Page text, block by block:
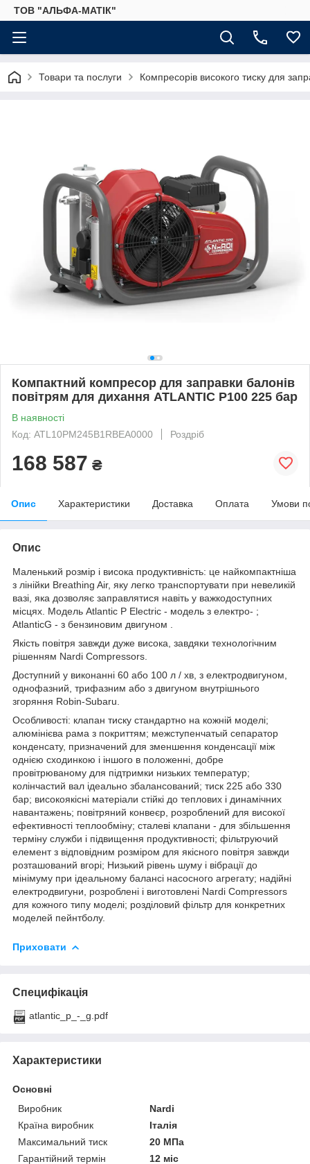
ТОВ "АЛЬФА-МАТІК"
Товари та послуги Компресорів високого тиску для
Компактний компресор для заправки балонів
повітрям для дихання ATLANTIC P100 225 бар
В наявності
Код: ATL10PM245B1RBEA0000
Роздріб
168 587 ₴
Опис Характеристики Доставка Оплата Умови
Опис
Маленький розмір і висока продуктивність: це найкомпактніша
з лінійки Breathing Air, яку легко транспортувати при невеликій
вазі, яка дозволяє заправлятися навіть у важкодоступних
місцях. Модель Atlantic P Electric - модель з електро- ;
AtlanticG - з бензиновим двигуном .
Якість повітря завжди дуже висока, завдяки технологічним
рішенням Nardi Compressors.
Доступний у виконанні 60 або 100 л / хв, з електродвигуном,
однофазний, трифазним або з двигуном внутрішнього
згоряння Robin-Subaru.
Особливості: клапан тиску стандартно на кожній моделі;
алюмінієва рама з покриттям; межступенчатый сепаратор
конденсату, призначений для зменшення конденсації між
однією сходинкою і іншого в положенні, добре
провітрюваному для підтримки низьких температур;
колінчастий вал ідеально збалансований; тиск 225 або 330
бар; високоякісні матеріали стійкі до теплових і динамічних
навантажень; повітряний конвеєр, розроблений для високої
ефективності теплообміну; сталеві клапани - для збільшення
терміну служби і підвищення продуктивності; фільтруючий
елемент з відповідним розміром для якісного повітря завжди
розташований вгорі; Низький рівень шуму і вібрації до
мінімуму при ідеальному балансі насосного агрегату; надійні
електродвигуни, розроблені і виготовлені Nardi Compressors
для кожного типу моделі; розділовий фільтр для конкретних
моделей пейнтболу.
Приховати
Специфікація
atlantic_p_-_g.pdf
Характеристики
Основні
Виробник
Nardi
Країна виробник
Італія
Максимальний тиск
20 МПа
Гарантійний термін
12 міс